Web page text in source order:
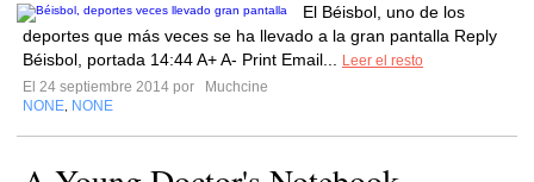
El Béisbol, uno de los
deportes que más veces se ha llevado a la gran pantalla Reply
Béisbol, portada 14:44 A+ A- Print Email...
Leer el resto
El 24 septiembre 2014 por
Muchcine
NONE NONE